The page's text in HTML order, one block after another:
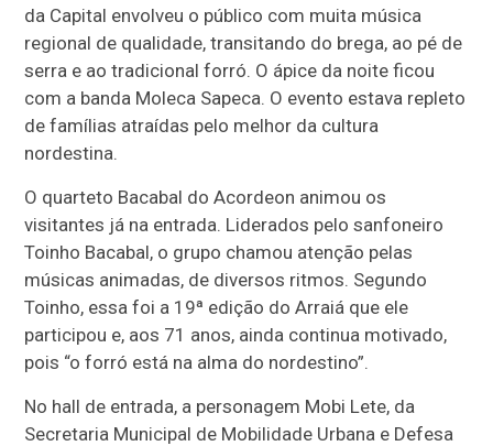
da Capital envolveu o público com muita música
regional de qualidade, transitando do brega, ao pé de
serra e ao tradicional forró. O ápice da noite ficou
com a banda Moleca Sapeca. O evento estava repleto
de famílias atraídas pelo melhor da cultura
nordestina.
O quarteto Bacabal do Acordeon animou os
visitantes já na entrada. Liderados pelo sanfoneiro
Toinho Bacabal, o grupo chamou atenção pelas
músicas animadas, de diversos ritmos. Segundo
Toinho, essa foi a 19ª edição do Arraiá que ele
participou e, aos 71 anos, ainda continua motivado,
pois “o forró está na alma do nordestino”.
No hall de entrada, a personagem Mobi Lete, da
Secretaria Municipal de Mobilidade Urbana e Defesa